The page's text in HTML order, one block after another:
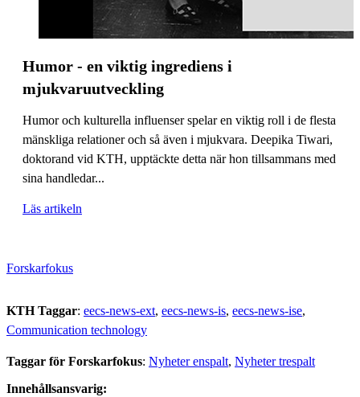
Humor - en viktig ingrediens i
mjukvaruutveckling
Humor och kulturella influenser spelar en viktig roll i de flesta
mänskliga relationer och så även i mjukvara. Deepika Tiwari,
doktorand vid KTH, upptäckte detta när hon tillsammans med
sina handledar...
Läs artikeln
Forskarfokus
KTH Taggar: eecs-news-ext eecs-news-is eecs-news-ise
Communication technology
Taggar för Forskarfokus: Nyheter enspalt Nyheter trespalt
Innehållsansvarig: